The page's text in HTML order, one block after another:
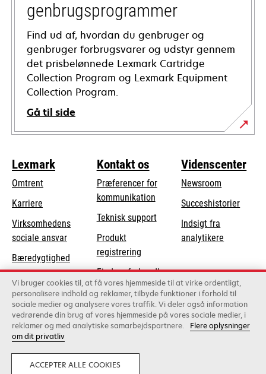
genbrugsprogrammer
Find ud af, hvordan du genbruger og
genbruger forbrugsvarer og udstyr gennem
det prisbelønnede Lexmark Cartridge
Collection Program og Lexmark Equipment
Collection Program.
Gå til side
Lexmark
Omtrent
Karriere
Virksomhedens
sociale ansvaropens
in
a
new
tab
Bæredygtighed
Lexmark-partnere
Kontakt os
Præferencer for
kommunikation
Teknisk supportopens
tab
Produkt
registrering
Find en forhandler
Liste over
grossister
Videnscenter
Newsroom
Succeshistorier
Indsigt fra
analytikere
Lexmark International, Inc., et Xerox-selskab
©2026 Alle rettigheder forbeholdes.
Juridisk Privatliv
Vi bruger cookies til, at få vores hjemmeside til at virke ordentligt,
personalisere indhold og reklamer, tilbyde funktioner i forhold til
sociale medier og analysere vores traffik. Vi deler også information
vedrørende din brug af vores hjemmeside på vores sociale medier, i
reklamer og med analytiske samarbejdspartnere.
Flere oplysninger
om dit privatliv
ACCEPTER ALLE COOKIES